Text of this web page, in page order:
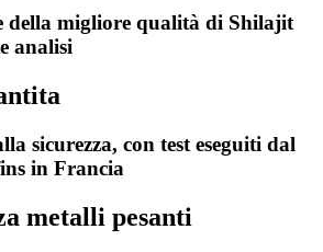
della migliore qualità di Shilajit
analisi
sicurezza, con test eseguiti dal
in Francia
metalli pesanti